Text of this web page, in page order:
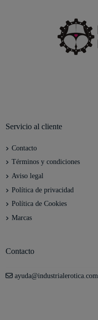
Servicio al cliente
Contacto
Términos y condiciones
Aviso legal
Política de privacidad
Política de Cookies
Marcas
Contacto
ayuda@industrialerotica.com